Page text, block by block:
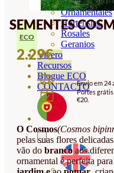
Ornamentales
Hortensias
Rosales
Geranios
Vivero
Recursos
Blogue ECO
CONTACTO
SEMENTES
ECO
2.29€
Envio em 24
Portes grátis
€20.
O Cosmos(Cosmos
pelas suas flores
vão do branco aos
ornamental é perfeita